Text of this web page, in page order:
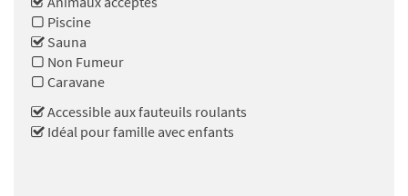
Piscine
Sauna
Non Fumeur
Caravane
Accessible aux fauteuils roulants
Idéal pour famille avec enfants